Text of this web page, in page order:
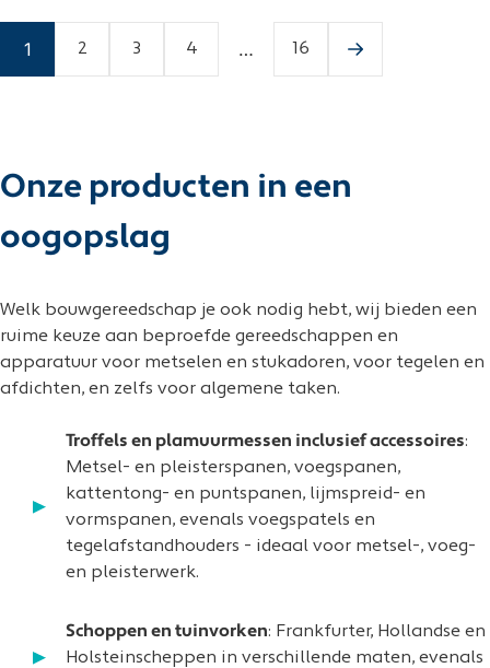
1 2 3 4 … 16
Onze producten in een
oogopslag
Welk bouwgereedschap je ook nodig hebt, wij bieden een
ruime keuze aan beproefde gereedschappen en
apparatuur voor metselen en stukadoren, voor tegelen en
afdichten, en zelfs voor algemene taken.
Troffels en plamuurmessen inclusief accessoires:
Metsel- en pleisterspanen, voegspanen,
kattentong- en puntspanen, lijmspreid- en
vormspanen, evenals voegspatels en
tegelafstandhouders - ideaal voor metsel-, voeg-
en pleisterwerk.
Schoppen en tuinvorken: Frankfurter, Hollandse en
Holsteinscheppen in verschillende maten, evenals